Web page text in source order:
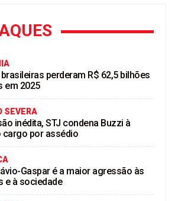
perderam R$ 62,5 bilhões
em 2025
SEVERA
inédita, STJ condena Buzzi à
cargo por assédio
Gaspar é a maior agressão às
e à sociedade